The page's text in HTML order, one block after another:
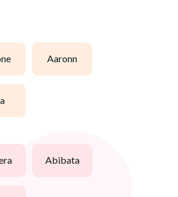
aaronn
abibata